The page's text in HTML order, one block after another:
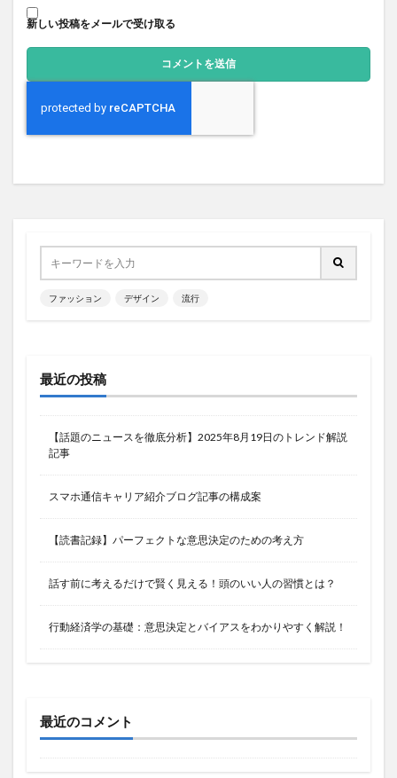
新しい投稿をメールで受け取る
ファッション デザイン 流行
最近の投稿
【話題のニュースを徹底分析】2025年8月19日のトレンド解説
記事
スマホ通信キャリア紹介ブログ記事の構成案
【読書記録】パーフェクトな意思決定のための考え方
話す前に考えるだけで賢く見える！頭のいい人の習慣とは？
行動経済学の基礎：意思決定とバイアスをわかりやすく解説！
最近のコメント